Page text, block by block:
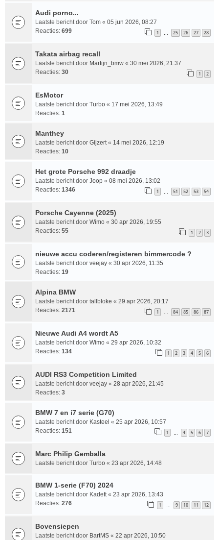
Audi porno...
Laatste bericht door Tom « 05 jun 2026, 08:27
Reacties: 699 1 25 26 27 28
Takata airbag recall
Laatste bericht door Martijn_bmw « 30 mei 2026, 21:37
Reacties: 30 1 2
EsMotor
Laatste bericht door Turbo « 17 mei 2026, 13:49
Reacties: 1
Manthey
Laatste bericht door Gijzert« 14 mei 2026, 12:19
Reacties: 10
Het grote Porsche 992 draadje
Laatste bericht door Joop « 08 mei 2026, 13:02
Reacties: 1346 1 51 52 53 54
Porsche Cayenne (2025)
Laatste bericht door Wimo « 30 apr 2026, 19:55
Reacties: 55 1 2 3
nieuwe accu coderen/registeren bimmercode ?
Laatste bericht door veejay « 30 apr 2026, 11:35
Reacties: 19
Alpina BMW
Laatste bericht door tallbloke « 29 apr 2026, 20:17
Reacties: 2171 1 84 85 86 87
Nieuwe Audi A4 wordt A5
Laatste bericht door Wimo « 29 apr 2026, 10:32
Reacties: 134 1 2 3 4 5 6
AUDI RS3 Competition Limited
Laatste bericht door veejay « 28 apr 2026, 21:45
Reacties: 3
BMW 7 en i7 serie (G70)
Laatste bericht door Kasteel « 25 apr 2026, 10:57
Reacties: 151 1 4 5 6 7
Marc Philip Gemballa
Laatste bericht door Turbo « 23 apr 2026, 14:48
BMW 1-serie (F70) 2024
Laatste bericht door Kadett« 23 apr 2026, 13:43
Reacties: 276 1 9 10 11 12
Bovensiepen
Laatste bericht door BartMS « 22 apr 2026, 10:50